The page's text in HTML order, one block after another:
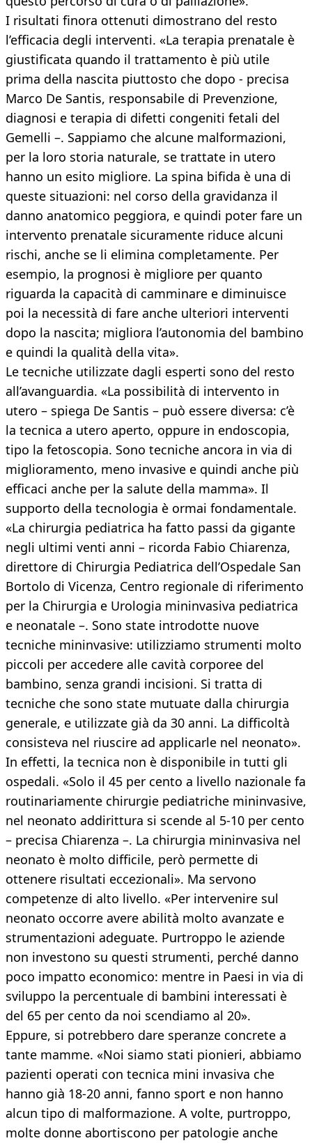
I risultati finora ottenuti dimostrano del resto
l’efficacia degli interventi. «La terapia prenatale è
giustificata quando il trattamento è più utile
prima della nascita piuttosto che dopo - precisa
Marco De Santis, responsabile di Prevenzione,
diagnosi e terapia di difetti congeniti fetali del
Gemelli –. Sappiamo che alcune malformazioni,
per la loro storia naturale, se trattate in utero
hanno un esito migliore. La spina bifida è una di
queste situazioni: nel corso della gravidanza il
danno anatomico peggiora, e quindi poter fare un
intervento prenatale sicuramente riduce alcuni
rischi, anche se li elimina completamente. Per
esempio, la prognosi è migliore per quanto
riguarda la capacità di camminare e diminuisce
poi la necessità di fare anche ulteriori interventi
dopo la nascita; migliora l’autonomia del bambino
e quindi la qualità della vita».
Le tecniche utilizzate dagli esperti sono del resto
all’avanguardia. «La possibilità di intervento in
utero – spiega De Santis – può essere diversa: c’è
la tecnica a utero aperto, oppure in endoscopia,
tipo la fetoscopia. Sono tecniche ancora in via di
miglioramento, meno invasive e quindi anche più
efficaci anche per la salute della mamma». Il
supporto della tecnologia è ormai fondamentale.
«La chirurgia pediatrica ha fatto passi da gigante
negli ultimi venti anni – ricorda Fabio Chiarenza,
direttore di Chirurgia Pediatrica dell’Ospedale San
Bortolo di Vicenza, Centro regionale di riferimento
per la Chirurgia e Urologia mininvasiva pediatrica
e neonatale –. Sono state introdotte nuove
tecniche mininvasive: utilizziamo strumenti molto
piccoli per accedere alle cavità corporee del
bambino, senza grandi incisioni. Si tratta di
tecniche che sono state mutuate dalla chirurgia
generale, e utilizzate già da 30 anni. La difficoltà
consisteva nel riuscire ad applicarle nel neonato».
In effetti, la tecnica non è disponibile in tutti gli
ospedali. «Solo il 45 per cento a livello nazionale fa
routinariamente chirurgie pediatriche mininvasive,
nel neonato addirittura si scende al 5-10 per cento
– precisa Chiarenza –. La chirurgia mininvasiva nel
neonato è molto difficile, però permette di
ottenere risultati eccezionali». Ma servono
competenze di alto livello. «Per intervenire sul
neonato occorre avere abilità molto avanzate e
strumentazioni adeguate. Purtroppo le aziende
non investono su questi strumenti, perché danno
poco impatto economico: mentre in Paesi in via di
sviluppo la percentuale di bambini interessati è
del 65 per cento da noi scendiamo al 20».
Eppure, si potrebbero dare speranze concrete a
tante mamme. «Noi siamo stati pionieri, abbiamo
pazienti operati con tecnica mini invasiva che
hanno già 18-20 anni, fanno sport e non hanno
alcun tipo di malformazione. A volte, purtroppo,
molte donne abortiscono per patologie anche